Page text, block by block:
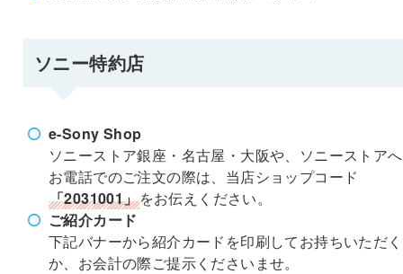
ソニー特約店
e-Sony Shop
ソニーストア銀座・名古屋・大阪や、ソニーストア
お電話でのご注文の際は、当店ショップコード
「2031001」をお伝えください。
ご紹介カード
下記バナーから紹介カードを印刷してお持ちいただく
か、お会計の際ご提示くださいませ。